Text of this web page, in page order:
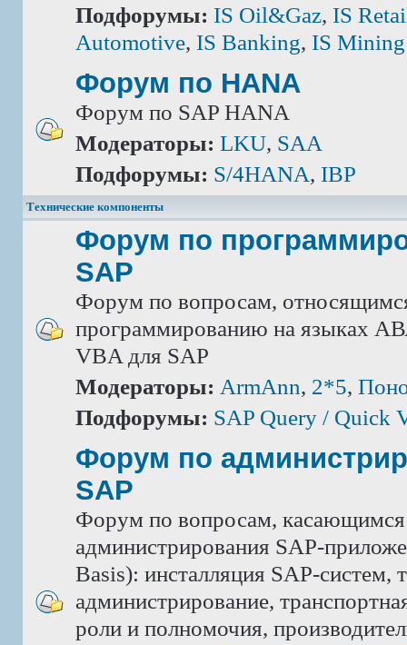
Подфорумы: IS Oil&Gaz, IS
Automotive, IS Banking, IS Mining
Форум по HANA
Форум по SAP HANA
Модераторы: LKU, SAA
Подфорумы: S/4HANA, IBP
Технические компоненты
Форум по
SAP
Форум по вопросам,
программированию на языках
VBA для SAP
Модераторы: ArmAnn, 2*5,
Подфорумы: SAP Query / Quick
Форум по
SAP
Форум по вопросам, касающимся
администрирования SAP-
Basis): инсталляция SAP-систем,
администрирование,
роли и полномочия,